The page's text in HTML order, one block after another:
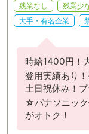
残業なし
残業少
大手・有名企業
時給1400円！
登用実績あり
土日祝休み！
☆パナソニッ
がオトク！